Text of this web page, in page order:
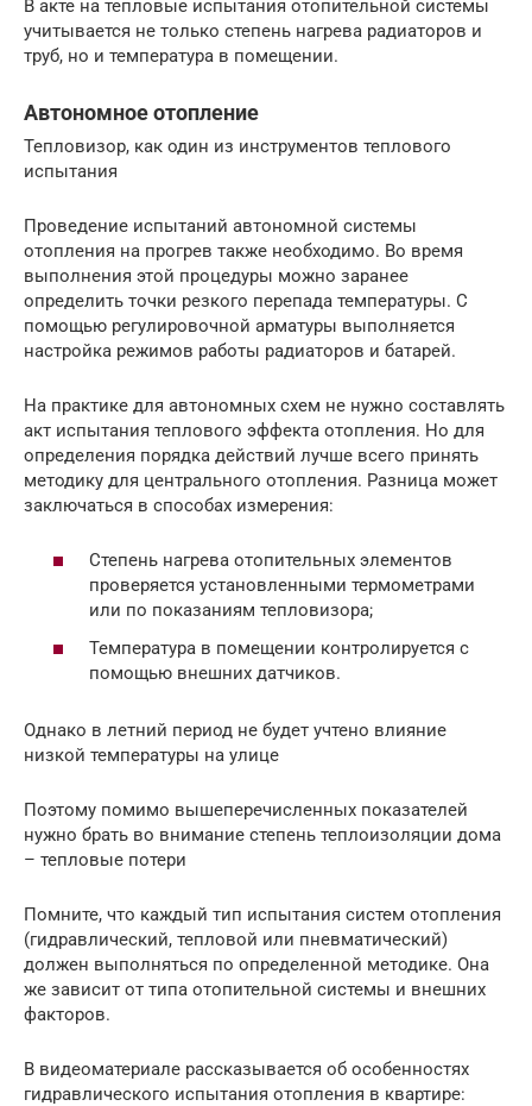
В акте на тепловые испытания отопительной системы
учитывается не только степень нагрева радиаторов и
труб, но и температура в помещении.
Автономное отопление
Тепловизор, как один из инструментов теплового
испытания
Проведение испытаний автономной системы
отопления на прогрев также необходимо. Во время
выполнения этой процедуры можно заранее
определить точки резкого перепада температуры. С
помощью регулировочной арматуры выполняется
настройка режимов работы радиаторов и батарей.
На практике для автономных схем не нужно составлять
акт испытания теплового эффекта отопления. Но для
определения порядка действий лучше всего принять
методику для центрального отопления. Разница может
заключаться в способах измерения:
Степень нагрева отопительных элементов
проверяется установленными термометрами
или по показаниям тепловизора;
Температура в помещении контролируется с
помощью внешних датчиков.
Однако в летний период не будет учтено влияние
низкой температуры на улице
Поэтому помимо вышеперечисленных показателей
нужно брать во внимание степень теплоизоляции дома
– тепловые потери
Помните, что каждый тип испытания систем отопления
(гидравлический, тепловой или пневматический)
должен выполняться по определенной методике. Она
же зависит от типа отопительной системы и внешних
факторов.
В видеоматериале рассказывается об особенностях
гидравлического испытания отопления в квартире: